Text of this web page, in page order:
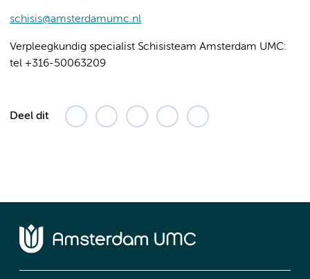
schisis@amsterdamumc.nl
Verpleegkundig specialist Schisisteam Amsterdam UMC:
tel +316-50063209
Deel dit